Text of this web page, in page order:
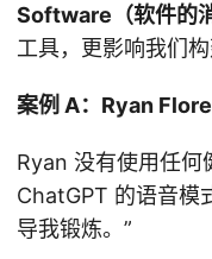
Software（软件的
工具，更影响我们构
案例 A：Ryan
Ryan 没有使用任何
ChatGPT 的语音模
导我锻炼。”